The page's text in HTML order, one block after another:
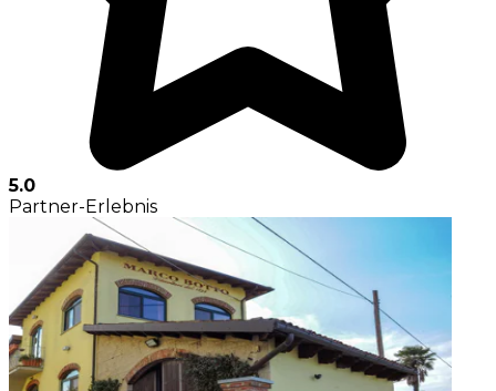
5.0
Partner-Erlebnis